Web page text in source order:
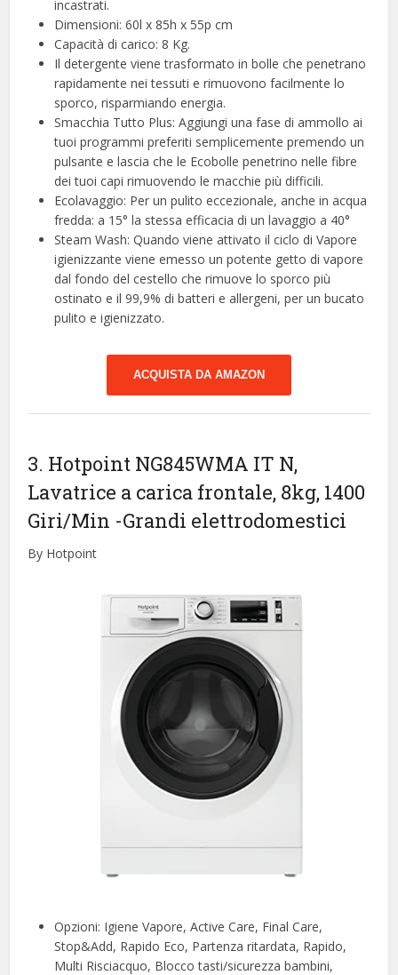
incastrati.
Dimensioni: 60l x 85h x 55p cm
Capacità di carico: 8 Kg.
Il detergente viene trasformato in bolle che penetrano
rapidamente nei tessuti e rimuovono facilmente lo
sporco, risparmiando energia.
Smacchia Tutto Plus: Aggiungi una fase di ammollo ai
tuoi programmi preferiti semplicemente premendo un
pulsante e lascia che le Ecobolle penetrino nelle fibre
dei tuoi capi rimuovendo le macchie più difficili.
Ecolavaggio: Per un pulito eccezionale, anche in acqua
fredda: a 15° la stessa efficacia di un lavaggio a 40°
Steam Wash: Quando viene attivato il ciclo di Vapore
igienizzante viene emesso un potente getto di vapore
dal fondo del cestello che rimuove lo sporco più
ostinato e il 99,9% di batteri e allergeni, per un bucato
pulito e igienizzato.
ACQUISTA DA AMAZON
3. Hotpoint NG845WMA IT N,
Lavatrice a carica frontale, 8kg, 1400
Giri/Min -Grandi elettrodomestici
By Hotpoint
Opzioni: Igiene Vapore, Active Care, Final Care,
Stop&Add, Rapido Eco, Partenza ritardata, Rapido,
Multi Risciacquo, Blocco tasti/sicurezza bambini,